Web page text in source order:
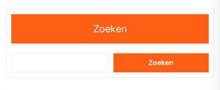
Zoeken
Zoeken